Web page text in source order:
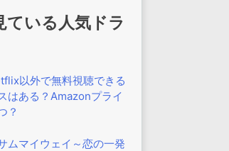
ている人気ドラ
以外で無料視聴できる
はある？Amazonプライ
？
ムマイウェイ～恋の一発